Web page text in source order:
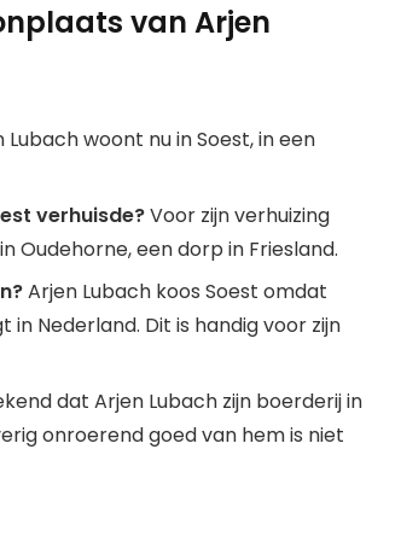
van Arjen
Lubach woont nu in Soest, in een
verhuisde?Voor zijn verhuizing
Oudehorne, een dorp in Friesland.
Arjen Lubach koos Soest omdat
Nederland. Dit is handig voor zijn
dat Arjen Lubach zijn boerderij in
onroerend goed van hem is niet